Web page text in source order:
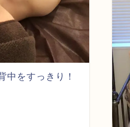
中をすっきり！